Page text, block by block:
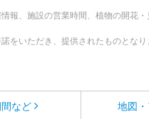
報、施設の営業時間、植物の開花
をいただき、提供されたものとな
など 地図